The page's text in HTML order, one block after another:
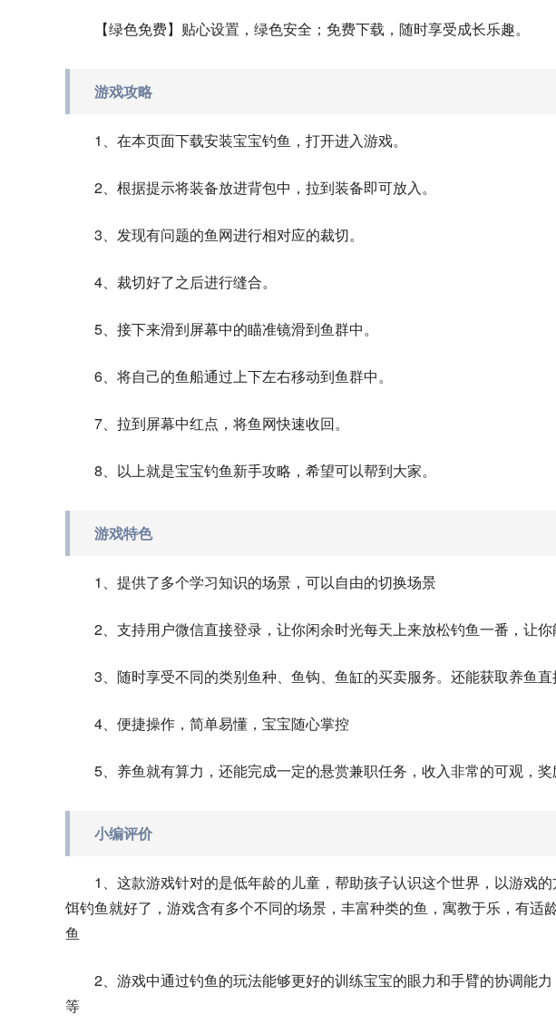
【绿色免费】贴心设置，绿色安全；免费下载，随时享受成长乐趣。
游戏攻略
1、在本页面下载安装宝宝钓鱼，打开进入游戏。
2、根据提示将装备放进背包中，拉到装备即可放入。
3、发现有问题的鱼网进行相对应的裁切。
4、裁切好了之后进行缝合。
5、接下来滑到屏幕中的瞄准镜滑到鱼群中。
6、将自己的鱼船通过上下左右移动到鱼群中。
7、拉到屏幕中红点，将鱼网快速收回。
8、以上就是宝宝钓鱼新手攻略，希望可以帮到大家。
游戏特色
1、提供了多个学习知识的场景，可以自由的切换场景
2、支持用户微信直接登录，让你闲余时光每天上来放松钓鱼一番，让
3、随时享受不同的类别鱼种、鱼钩、鱼缸的买卖服务。还能获取养鱼
4、便捷操作，简单易懂，宝宝随心掌控
5、养鱼就有算力，还能完成一定的悬赏兼职任务，收入非常的可观，
小编评价
1、这款游戏针对的是低年龄的儿童，帮助孩子认识这个世界，以游戏
饵钓鱼就好了，游戏含有多个不同的场景，丰富种类的鱼，寓教于乐，有适
鱼
2、游戏中通过钓鱼的玩法能够更好的训练宝宝的眼力和手臂的协调能
等